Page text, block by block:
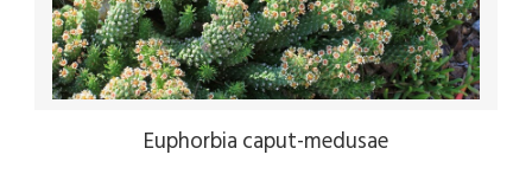
Euphorbia caput-medusae